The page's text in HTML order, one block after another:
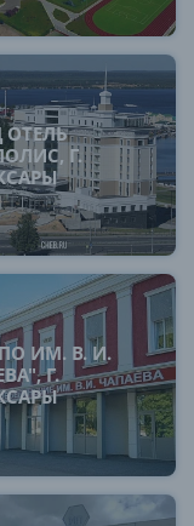
ОТЕЛЬ
Г.
ИМ. В. И.
Г.